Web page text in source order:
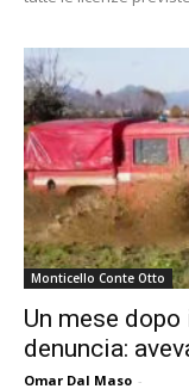
Monticello Conte Otto
Un mese
denuncia:
Omar Dal Maso -